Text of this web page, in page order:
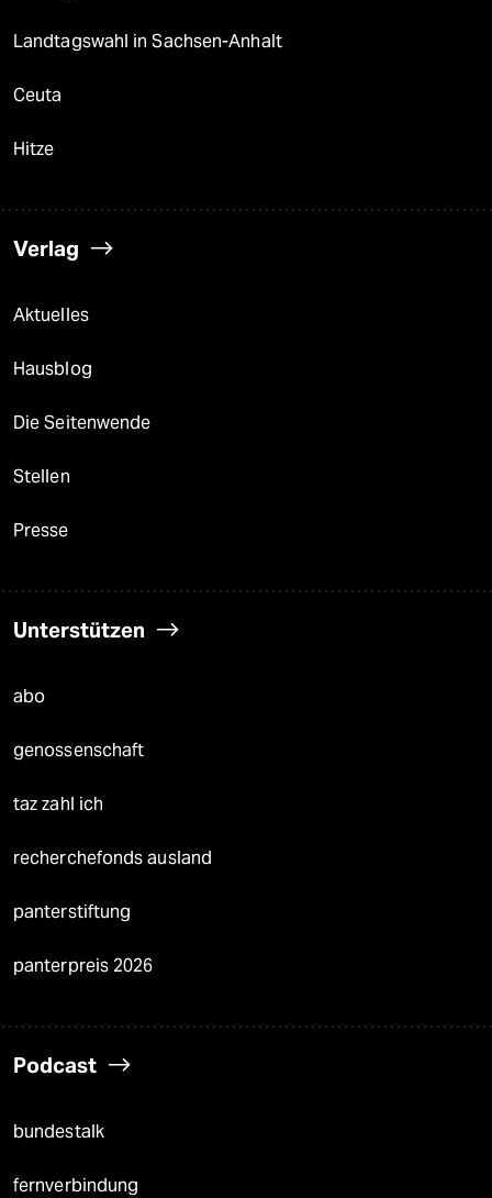
Landtagswahl in Sachsen-Anhalt
Ceuta
Hitze
Verlag
Aktuelles
Hausblog
Die Seitenwende
Stellen
Presse
Unterstützen
abo
genossenschaft
taz zahl ich
recherchefonds ausland
panterstiftung
panterpreis 2026
Podcast
bundestalk
fernverbindung